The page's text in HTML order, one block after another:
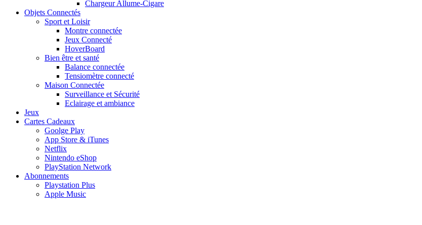
Chargeur Allume-Cigare
Objets Connectés
Sport et Loisir
Montre connectée
Jeux Connecté
HoverBoard
Bien être et santé
Balance connectée
Tensiomètre connecté
Maison Connectée
Surveillance et Sécurité
Eclairage et ambiance
Jeux
Cartes Cadeaux
Goolge Play
App Store & iTunes
Netflix
Nintendo eShop
PlayStation Network
Abonnements
Playstation Plus
Apple Music